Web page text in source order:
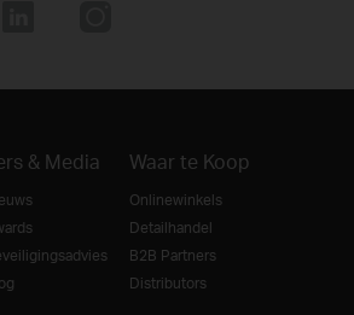
& Media Waar te Koop
Onlinewinkels
Detailhandel
B2B Partners
Distributors